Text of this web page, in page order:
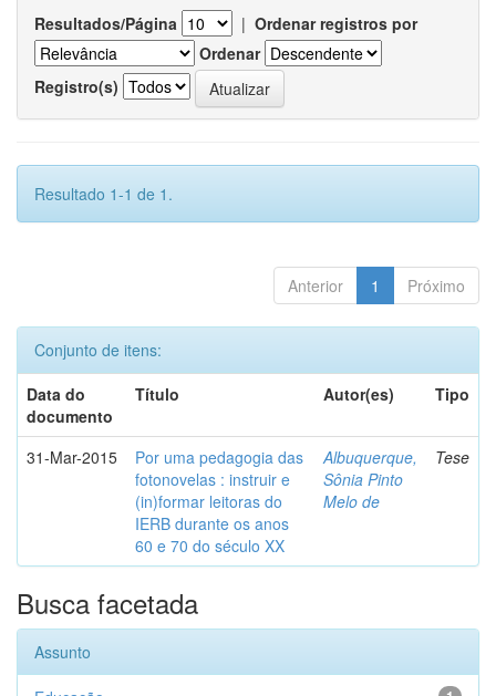
Resultados/Página | Ordenar registros por
Ordenar
Registro(s)
Resultado 1-1 de 1.
Anterior 1 Próximo
Conjunto de itens:
Data do
documento
Título Autor(es) Tipo
31-Mar-2015
Por uma pedagogia das
fotonovelas : instruir e
(in)formar leitoras do
IERB durante os anos
60 e 70 do século XX
Albuquerque,
Sônia Pinto
Melo de
Tese
Busca facetada
Assunto